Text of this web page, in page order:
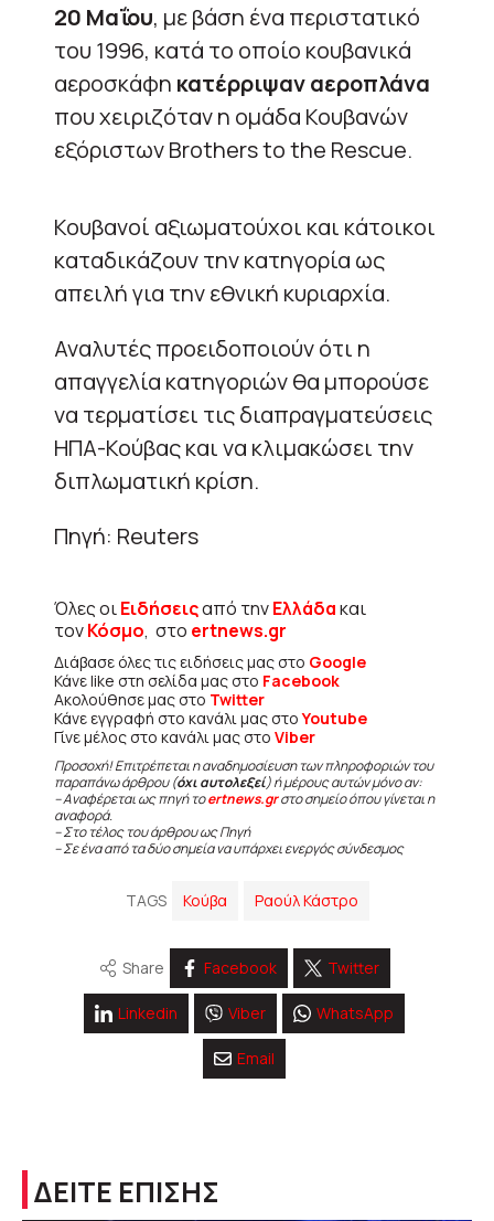
20 Μαΐου, με βάση ένα περιστατικό
του 1996, κατά το οποίο κουβανικά
αεροσκάφη κατέρριψαν αεροπλάνα
που χειριζόταν η ομάδα Κουβανών
εξόριστων Brothers to the Rescue.
Κουβανοί αξιωματούχοι και κάτοικοι
καταδικάζουν την κατηγορία ως
απειλή για την εθνική κυριαρχία.
Αναλυτές προειδοποιούν ότι η
απαγγελία κατηγοριών θα μπορούσε
να τερματίσει τις διαπραγματεύσεις
ΗΠΑ-Κούβας και να κλιμακώσει την
διπλωματική κρίση.
Πηγή: Reuters
Όλες οιΕιδήσειςαπό τηνΕλλάδακαι
τονΚόσμο, στο ertnews.gr
Διάβασε όλες τις ειδήσεις μας στο Google
Κάνε like στη σελίδα μας στο Facebook
Ακολούθησε μας στο Twitter
Κάνε εγγραφή στο κανάλι μας στοYoutube
Γίνε μέλος στο κανάλι μας στο Viber
Προσοχή! Επιτρέπεται η αναδημοσίευση των πληροφοριών του
παραπάνω άρθρου (όχι αυτολεξεί) ή μέρους αυτών μόνο αν:
– Αναφέρεται ως πηγή τοertnews.grστο σημείο όπου γίνεται η
αναφορά.
– Στο τέλος του άρθρου ως Πηγή
– Σε ένα από τα δύο σημεία να υπάρχει ενεργός σύνδεσμος
TAGS Κούβα Ραούλ Κάστρο
Share Facebook Twitter
Linkedin Viber WhatsApp
Email
ΔΕΙΤΕ ΕΠΙΣΗΣ